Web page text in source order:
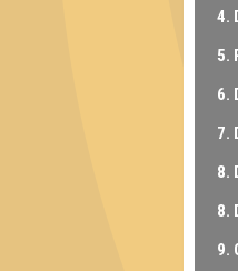
4.
5.
6.
7.
8.
9.